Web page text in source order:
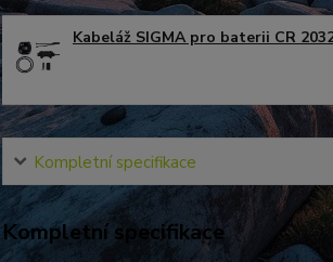
Kabeláž SIGMA pro baterii CR
Kompletní specifikace
Kompletní specifikace